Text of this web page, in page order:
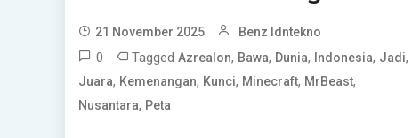
21 November 2025 Benz Idntekno
0 Tagged Azrealon, Bawa, Dunia, Indonesia, Jadi,
Juara, Kemenangan, Kunci, Minecraft, MrBeast,
Nusantara, Peta